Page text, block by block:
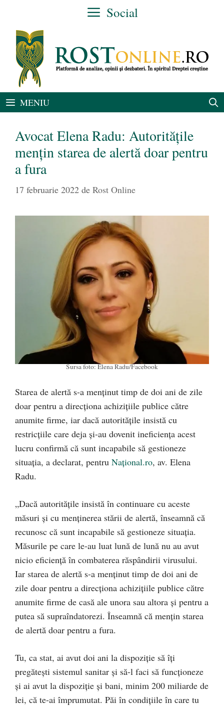
conținut
Social
MENIU
Avocat Elena Radu: Autoritățile
mențin starea de alertă doar pentru
a fura
17 februarie 2022 de Rost Online
Sursa foto: Elena Radu/Facebook
Starea de alertă s-a menținut timp de doi ani de zile
doar pentru a direcționa achizițiile publice către
anumite firme, iar dacă autoritățile insistă cu
restricțiile care deja și-au dovenit ineficiența acest
lucru confirmă că sunt incapabile să gestioneze
situația, a declarat, pentru Național.ro, av. Elena
Radu.
„Dacă autoritățile insistă în continuare cu aceste
măsuri și cu menținerea stării de alertă, înseamnă că
recunosc că sunt incapabile să gestioneze situația.
Măsurile pe care le-au luat lună de lună nu au avut
nicio eficiență în combaterea răspândirii virusului.
Iar starea de alertă s-a menținut timp de doi ani de
zile doar pentru a direcționa achizițiile publice către
anumite firme de casă ale unora sau altora și pentru a
putea să supraîndatorezi. Înseamnă că mențin starea
de alertă doar pentru a fura.
Tu, ca stat, ai avut doi ani la dispoziție să îți
pregătești sistemul sanitar și să-l faci să funcționeze
și ai avut la dispoziție și bani, minim 200 miliarde de
lei, că te-ai împrumutat. Păi în condițiile în care tu